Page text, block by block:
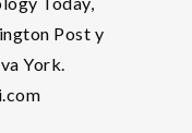
Post y
York.